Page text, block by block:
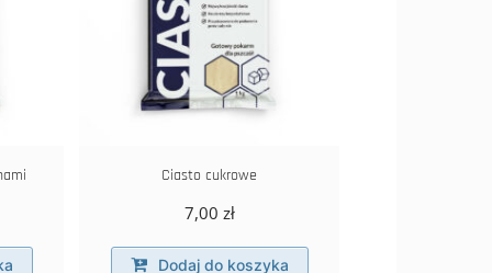
Ciasto cukrowe
7,00 zł
Dodaj do koszyka